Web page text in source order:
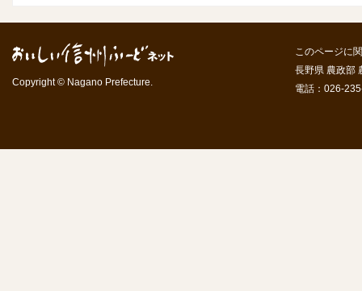
Copyright © Nagano Prefecture.
このページに
長野県 農政部
電話：026-